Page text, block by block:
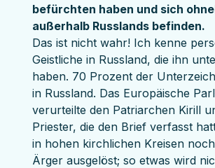
befürchten haben und sich
außerhalb Russlands befinden.
Das ist nicht wahr! Ich kenne
Geistliche in Russland, die ihn
haben. 70 Prozent der
in Russland. Das Europäische
verurteilte den Patriarchen Kirill
Priester, die den Brief verfasst
in hohen kirchlichen Kreisen
Ärger ausgelöst; so etwas wird